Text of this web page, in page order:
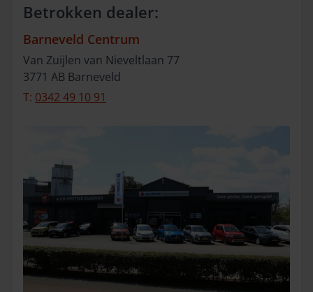
Betrokken dealer:
Barneveld Centrum
Van Zuijlen van Nieveltlaan 77
3771 AB Barneveld
T: 0342 49 10 91